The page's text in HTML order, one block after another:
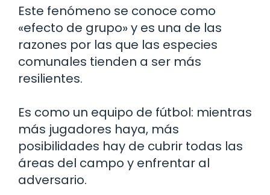
Este fenómeno se conoce como
«efecto de grupo» y es una de las
razones por las que las especies
comunales tienden a ser más
resilientes.
Es como un equipo de fútbol: mientras
más jugadores haya, más
posibilidades hay de cubrir todas las
áreas del campo y enfrentar al
adversario.